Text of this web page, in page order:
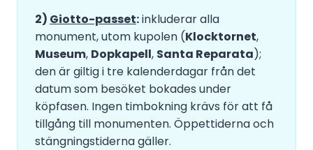
2) Giotto-passet:inkluderar alla
monument, utom kupolen (Klocktornet,
Museum, Dopkapell, Santa Reparata);
den är giltig i tre kalenderdagar från det
datum som besöket bokades under
köpfasen. Ingen timbokning krävs för att få
tillgång till monumenten. Öppettiderna och
stängningstiderna gäller.